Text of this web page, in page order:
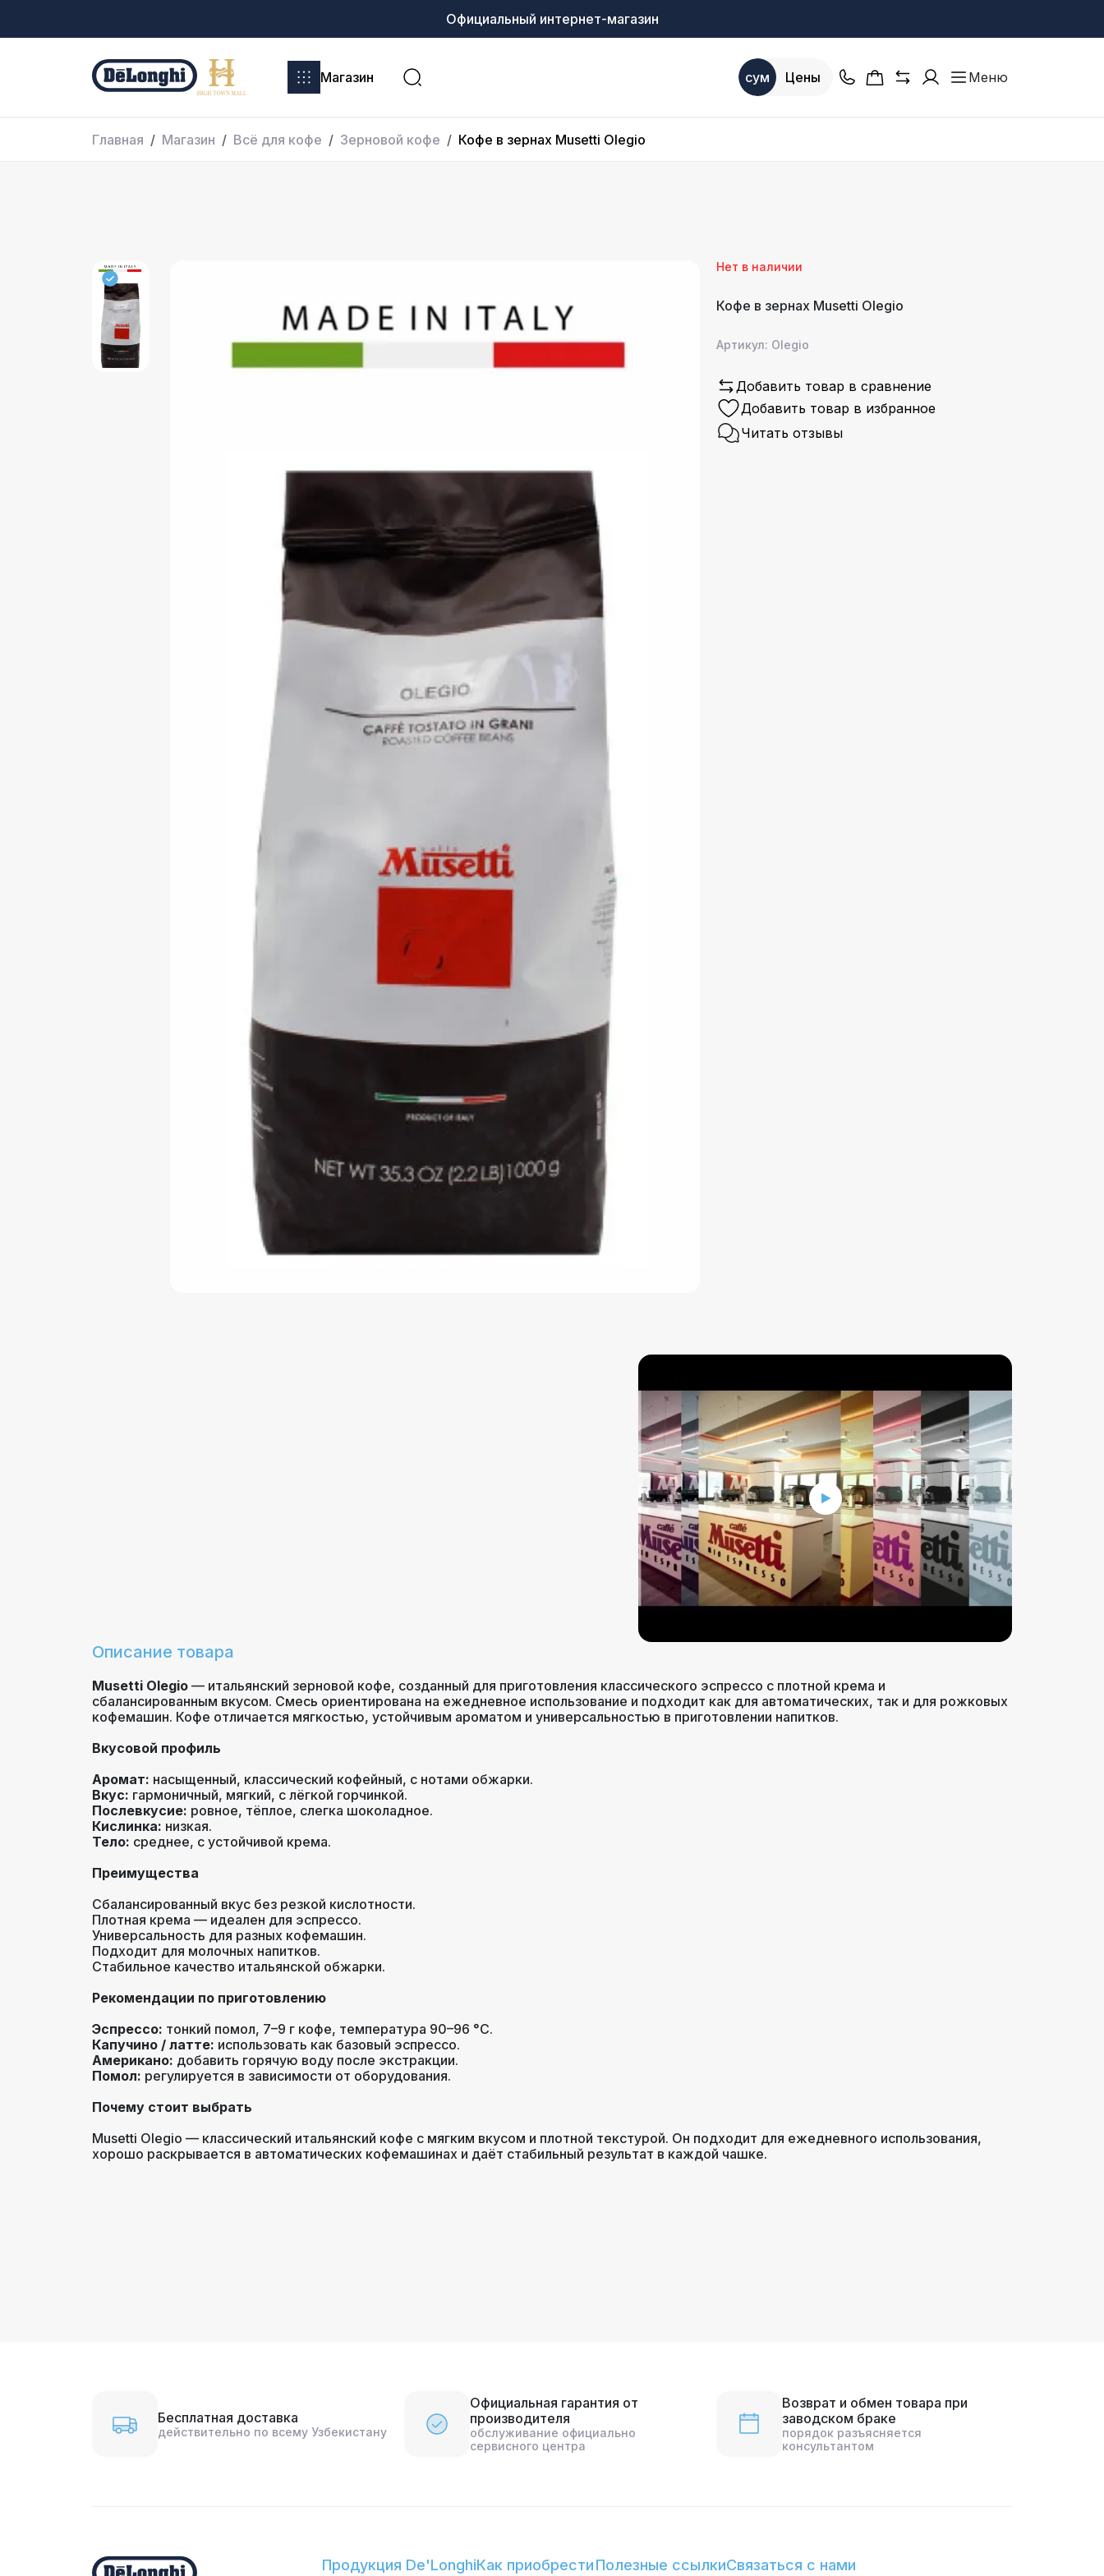
Официальный интернет-магазин
Магазин сум Цены Меню
Главная Магазин Всё для кофе Зерновой кофе Кофе в зернах Musetti Olegio
Нет в наличии
Кофе в зернах Musetti Olegio
Артикул: Olegio
Добавить товар в сравнение
Добавить товар в избранное
Читать отзывы
Описание товара
Musetti Olegio — итальянский зерновой кофе, созданный для приготовления классического эспрессо с плотной крема и
сбалансированным вкусом. Смесь ориентирована на ежедневное использование и подходит как для автоматических, так и для рожковых
кофемашин. Кофе отличается мягкостью, устойчивым ароматом и универсальностью в приготовлении напитков.
Вкусовой профиль
Аромат: насыщенный, классический кофейный, с нотами обжарки.
Вкус: гармоничный, мягкий, с лёгкой горчинкой.
Послевкусие: ровное, тёплое, слегка шоколадное.
Кислинка: низкая.
Тело: среднее, с устойчивой крема.
Преимущества
Сбалансированный вкус без резкой кислотности.
Плотная крема — идеален для эспрессо.
Универсальность для разных кофемашин.
Подходит для молочных напитков.
Стабильное качество итальянской обжарки.
Рекомендации по приготовлению
Эспрессо: тонкий помол, 7–9 г кофе, температура 90–96 °C.
Капучино / латте: использовать как базовый эспрессо.
Американо: добавить горячую воду после экстракции.
Помол: регулируется в зависимости от оборудования.
Почему стоит выбрать
Musetti Olegio — классический итальянский кофе с мягким вкусом и плотной текстурой. Он подходит для ежедневного использования,
хорошо раскрывается в автоматических кофемашинах и даёт стабильный результат в каждой чашке.
Бесплатная доставка
действительно по всему Узбекистану
Официальная гарантия от
производителя
обслуживание официально
сервисного центра
Возврат и обмен товара при
заводском браке
порядок разъясняется
консультантом
Продукция De'LonghiКак приобрестиПолезные ссылкиСвязаться с нами